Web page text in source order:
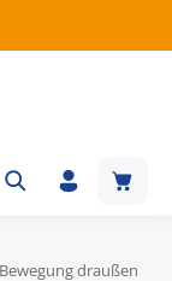
Bewegung draußen